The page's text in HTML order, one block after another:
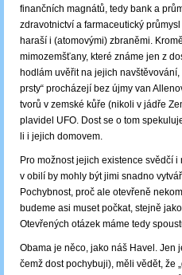
finančních magnátů, tedy bank a
zdravotnictví a farmaceutický
haraší i (atomovými) zbraněmi.
mimozemšťany, které známe jen z
hodlám uvěřit na jejich
prsty“ procházejí bez újmy van
tvorů v zemské kůře (nikoli v jádře
plavidel UFO. Dost se o tom
li i jejich domovem.
Pro možnost jejich existence svědčí
v obilí by mohly být jimi snadno
Pochybnost, proč ale otevřeně
budeme asi muset počkat, stejně
Otevřených otázek máme tedy
Obama je něco, jako náš Havel.
čemž dost pochybuji), měli vědět, že